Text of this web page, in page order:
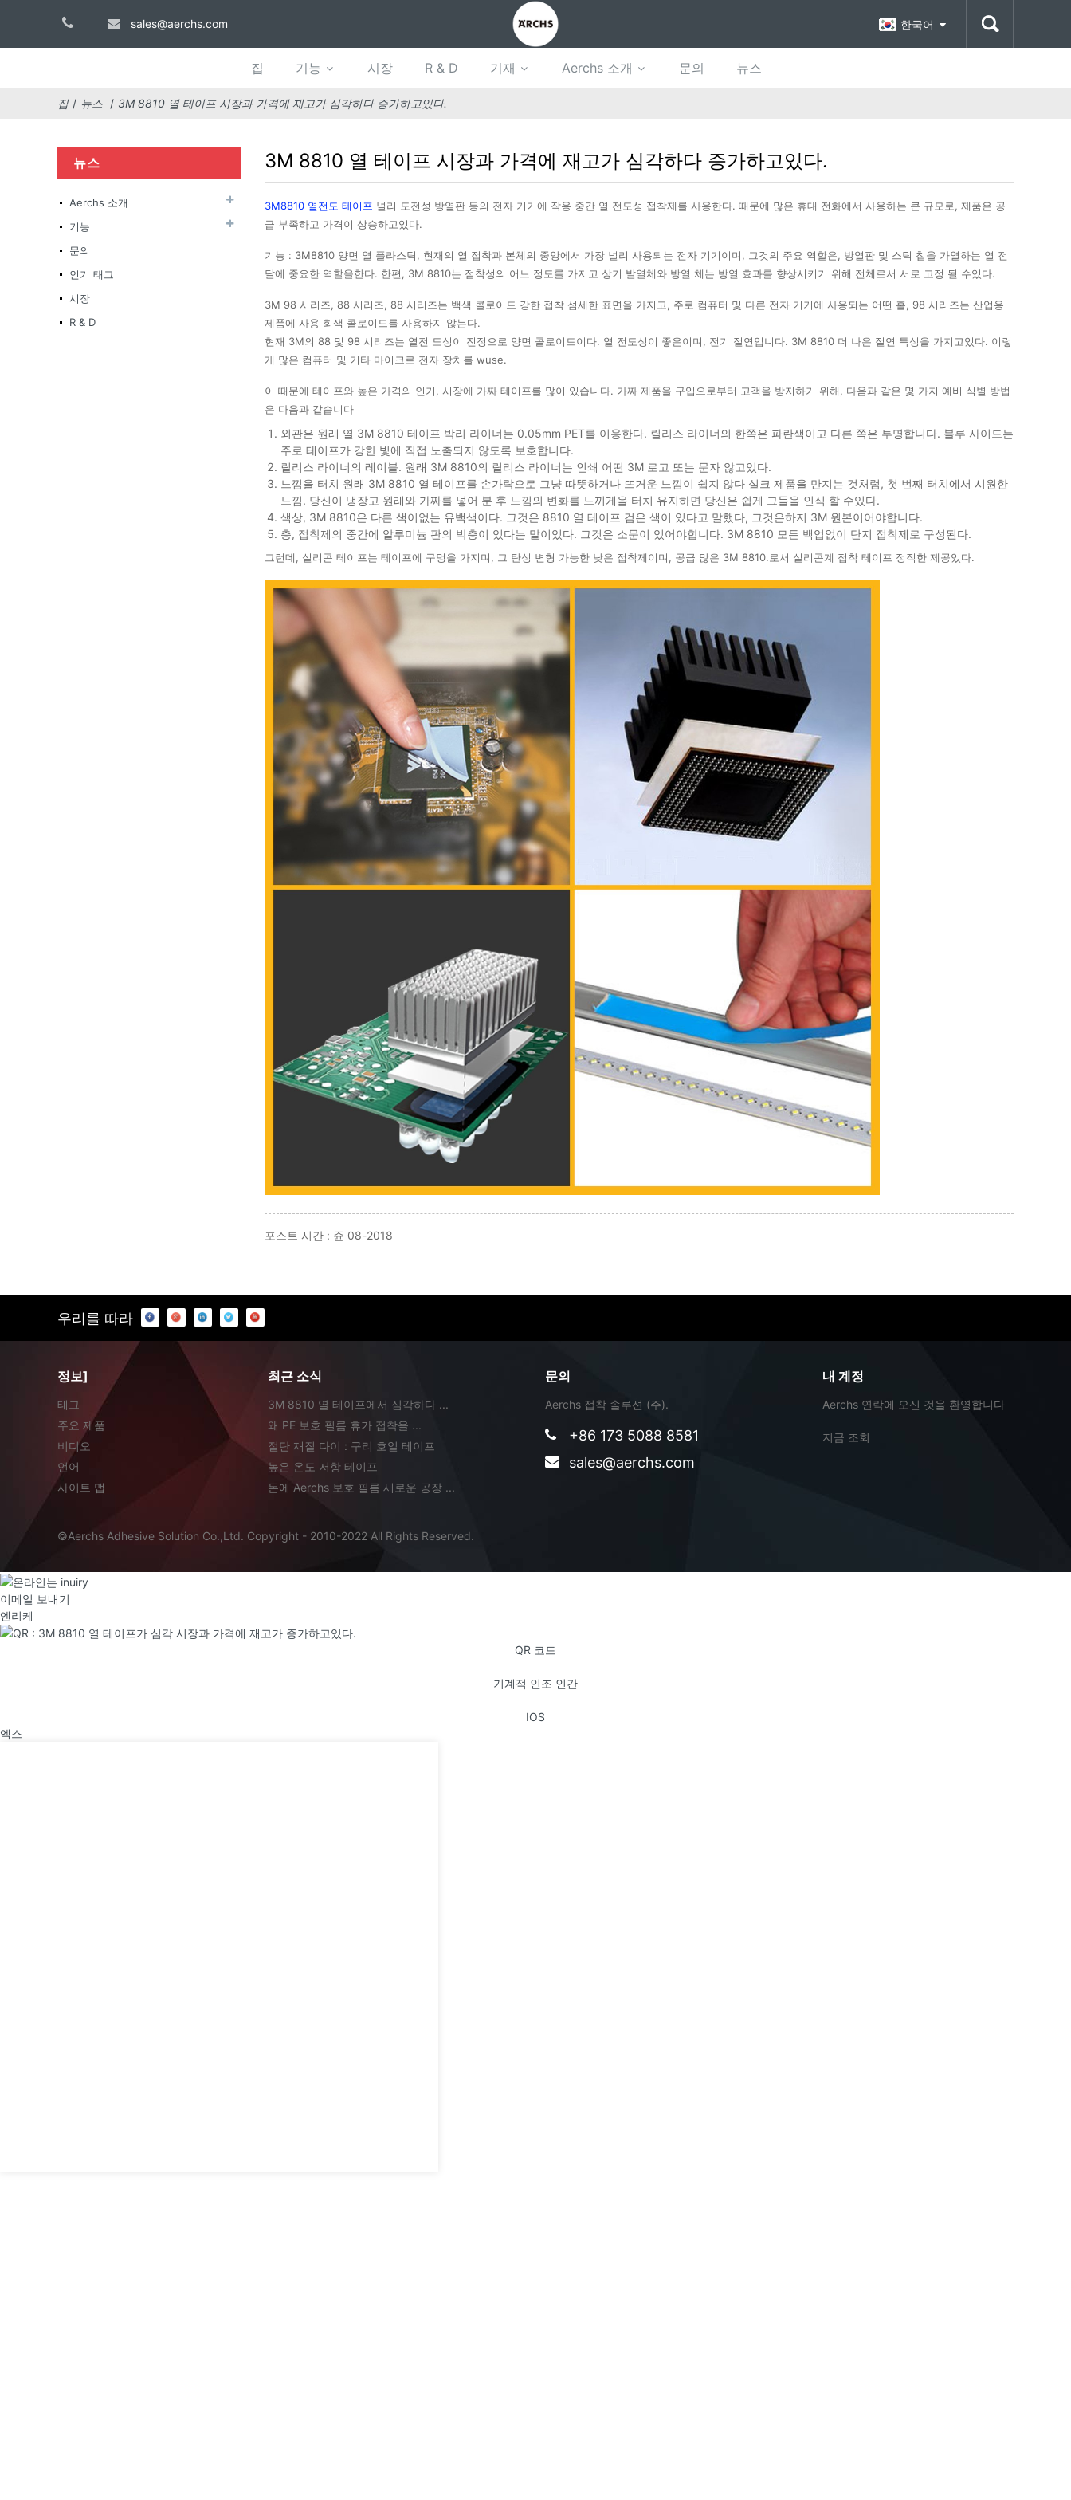
sales@aerchs.com 한국어
집 기능 시장 R & D 기재 Aerchs 소개 문의 뉴스
집 뉴스 3M 8810 열 테이프 시장과 가격에 재고가 심각하다 증가하고있다.
뉴스
Aerchs 소개
기능
문의
인기 태그
시장
R & D
3M 8810 열 테이프 시장과 가격에 재고가 심각하다 증가하고있다.
3M8810 열전도 테이프 널리 도전성 방열판 등의 전자 기기에 작용 중간 열 전도성 접착제를 사용한다. 때문에 많은 휴대 전화에서 사용하는 큰 규모로, 제품은 공
급 부족하고 가격이 상승하고있다.
기능 : 3M8810 양면 열 플라스틱, 현재의 열 접착과 본체의 중앙에서 가장 널리 사용되는 전자 기기이며, 그것의 주요 역할은, 방열판 및 스틱 칩을 가열하는 열 전
달에 중요한 역할을한다. 한편, 3M 8810는 점착성의 어느 정도를 가지고 상기 발열체와 방열 체는 방열 효과를 향상시키기 위해 전체로서 서로 고정 될 수있다.
3M 98 시리즈, 88 시리즈, 88 시리즈는 백색 콜로이드 강한 접착 섬세한 표면을 가지고, 주로 컴퓨터 및 다른 전자 기기에 사용되는 어떤 홀, 98 시리즈는 산업용
제품에 사용 회색 콜로이드를 사용하지 않는다.
현재 3M의 88 및 98 시리즈는 열전 도성이 진정으로 양면 콜로이드이다. 열 전도성이 좋은이며, 전기 절연입니다. 3M 8810 더 나은 절연 특성을 가지고있다. 이렇
게 많은 컴퓨터 및 기타 마이크로 전자 장치를 wuse.
이 때문에 테이프와 높은 가격의 인기, 시장에 가짜 테이프를 많이 있습니다. 가짜 제품을 구입으로부터 고객을 방지하기 위해, 다음과 같은 몇 가지 예비 식별 방법
은 다음과 같습니다
외관은 원래 열 3M 8810 테이프 박리 라이너는 0.05mm PET를 이용한다. 릴리스 라이너의 한쪽은 파란색이고 다른 쪽은 투명합니다. 블루 사이드는
주로 테이프가 강한 빛에 직접 노출되지 않도록 보호합니다.
릴리스 라이너의 레이블. 원래 3M 8810의 릴리스 라이너는 인쇄 어떤 3M 로고 또는 문자 않고있다.
느낌을 터치 원래 3M 8810 열 테이프를 손가락으로 그냥 따뜻하거나 뜨거운 느낌이 쉽지 않다 실크 제품을 만지는 것처럼, 첫 번째 터치에서 시원한
느낌. 당신이 냉장고 원래와 가짜를 넣어 분 후 느낌의 변화를 느끼게을 터치 유지하면 당신은 쉽게 그들을 인식 할 수있다.
색상, 3M 8810은 다른 색이없는 유백색이다. 그것은 8810 열 테이프 검은 색이 있다고 말했다, 그것은하지 3M 원본이어야합니다.
층, 접착제의 중간에 알루미늄 판의 박층이 있다는 말이있다. 그것은 소문이 있어야합니다. 3M 8810 모든 백업없이 단지 접착제로 구성된다.
그런데, 실리콘 테이프는 테이프에 구멍을 가지며, 그 탄성 변형 가능한 낮은 접착제이며, 공급 많은 3M 8810.로서 실리콘계 접착 테이프 정직한 제공있다.
포스트 시간 : 쥰 08-2018
우리를 따라
정보]
태그
주요 제품
비디오
언어
사이트 맵
최근 소식
3M 8810 열 테이프에서 심각하다 ...
왜 PE 보호 필름 휴가 접착을 ...
절단 재질 다이 : 구리 호일 테이프
높은 온도 저항 테이프
돈에 Aerchs 보호 필름 새로운 공장 ...
문의
Aerchs 접착 솔루션 (주).
+86 173 5088 8581
sales@aerchs.com
내 계정
Aerchs 연락에 오신 것을 환영합니다
지금 조회
©Aerchs Adhesive Solution Co.,Ltd. Copyright - 2010-2022 All Rights Reserved.
이메일 보내기
엔리케
QR 코드
기계적 인조 인간
IOS
엑스